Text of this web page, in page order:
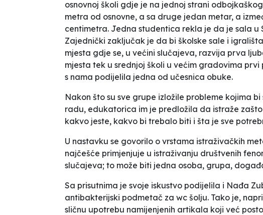
osnovnoj školi gdje je na jednoj strani
metra od osnovne, a sa druge jedan metar, a
centimetra. Jedna studentica rekla je da je sala u
Zajednički zaključak je da bi školske sale i
mjesta gdje se, u većini slučajeva, razvija prva
mjesta tek u srednjoj školi u većim gradovima prvi
s nama podijelila jedna od učesnica obuke.
Nakon što su sve grupe izložile probleme kojima
radu, edukatorica im je predložila da istraže
kakvo jeste, kakvo bi trebalo biti i šta je sve
U nastavku se govorilo o vrstama istraživačkih
najčešće primjenjuje u istraživanju društvenih
slučajeva; to može biti jedna osoba, grupa,
Sa prisutnima je svoje iskustvo podijelila i Nađa
antibakterijski podmetač za wc šolju. Tako je,
sličnu upotrebu namijenjenih artikala koji već